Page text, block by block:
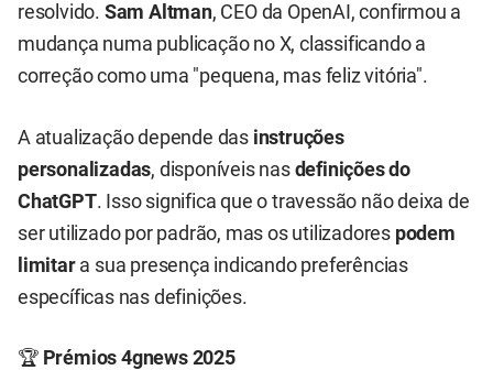
resolvido. Sam Altman, CEO da OpenAI, confirmou a
mudança numa publicação no X, classificando a
correção como uma "pequena, mas feliz vitória".
A atualização depende das instruções
personalizadas, disponíveis nas definições do
ChatGPT. Isso significa que o travessão não deixa de
ser utilizado por padrão, mas os utilizadores podem
limitara sua presença indicando preferências
específicas nas definições.
🏆 Prémios 4gnews 2025